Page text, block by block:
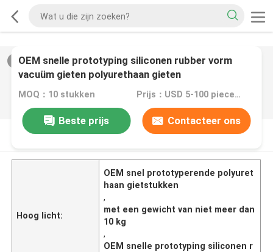
/ 0
OEM snelle prototyping siliconen rubber vorm
vacuüm gieten polyurethaan gieten
MOQ：10 stukken Prijs：USD 5-100 pieces,negotiable
Beste prijs
Contacteer ons
PRODUCTOMSCHRIJVING
Hoog licht:
OEM snel prototyperende polyuret
haan gietstukken
,
met een gewicht van niet meer dan
10 kg
,
OEM snelle prototyping siliconen r